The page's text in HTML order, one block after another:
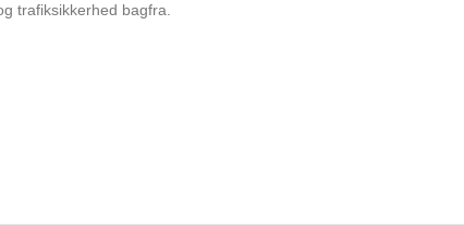
trafiksikkerhed bagfra.